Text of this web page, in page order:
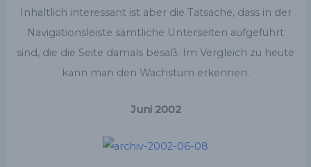
Inhaltlich interessant ist aber die Tatsache, dass in der
Navigationsleiste sämtliche Unterseiten aufgeführt
sind, die die Seite damals besaß. Im Vergleich zu heute
kann man den Wachstum erkennen.
Juni 2002